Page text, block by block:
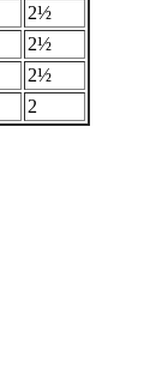
2½
2½
2½
2